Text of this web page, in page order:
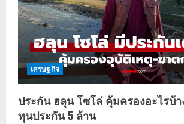
เศรษฐกิจ
ประกัน ฮลุน โซโล่ คุ้มครองอะไรบ้
ทุนประกัน 5 ล้าน